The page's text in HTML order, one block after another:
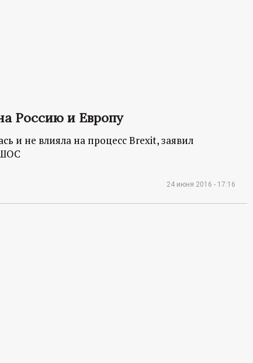
Россию и Европу
и не влияла на процесс Brexit, заявил
24 июня 2016 - 17:16